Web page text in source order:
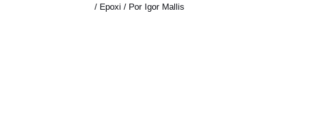
/ Epoxi / Por Igor Mallis